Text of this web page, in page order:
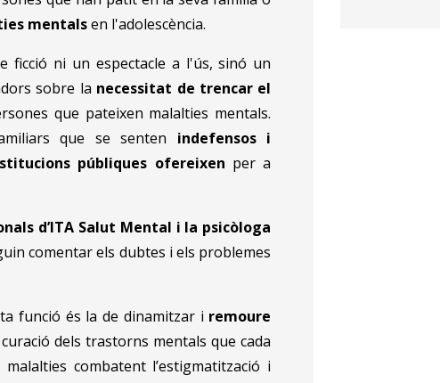
mentalsen l'adolescència.
ni un espectacle a l'ús, sinó un
sobre la necessitat de trencar el
que pateixen malalties mentals.
que se senten indefensos i
públiques ofereixen per a
d’ITA Salut Mental i la psicòloga
comentar els dubtes i els problemes
funció és la de dinamitzar i remoure
dels trastorns mentals que cada
combatent l’estigmatització i